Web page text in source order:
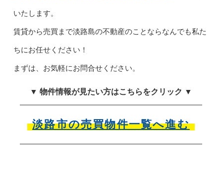
いたします。
賃貸から売買まで淡路島の不動産のことならなんでも私た
ちにお任せください！
まずは、お気軽にお問合せください。
▼ 物件情報が見たい方はこちらをクリック ▼
淡路市の売買物件一覧へ進む